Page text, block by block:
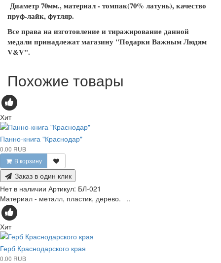
Диаметр 70мм., материал - томпак(70% латунь), качество
пруф-лайк, футляр.
Все права на изготовление и тиражирование данной
медали принадлежат магазину "Подарки Важным Людям
V&V".
Похожие товары
Хит
Панно-книга "Краснодар"
0.00 RUB
В корзину
Заказ в один клик
Нет в наличии Артикул: БЛ-021
Материал - металл, пластик, дерево. ..
Хит
Герб Краснодарского края
0.00 RUB